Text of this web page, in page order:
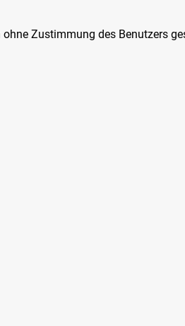
Zustimmung des Benutzers